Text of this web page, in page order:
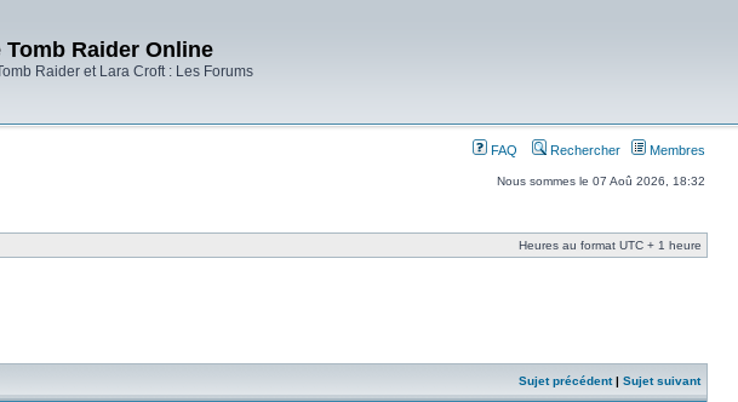
Raider Online
Raider et Lara Croft : Les Forums
FAQ Rechercher Membres
Nous sommes le 07 Aoû 2026, 18:32
Heures au format UTC + 1 heure
Sujet précédent| Sujet suivant